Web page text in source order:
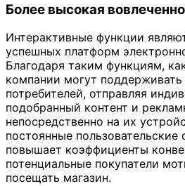
Более высокая
Интерактивные функции
успешных платформ
Благодаря таким функциям,
компании могут поддерживать
потребителей, отправляя
подобранный контент и
непосредственно на их
постоянные пользовательские
повышает коэффициенты
потенциальные покупатели
посещать магазин.